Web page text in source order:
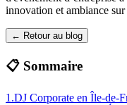
innovation et ambiance sur
← Retour au blog
📋 Sommaire
1 .DJ Corporate en Île-de-